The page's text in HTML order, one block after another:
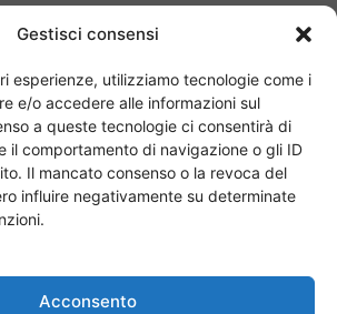
Gestisci consensi
esperienze, utilizziamo tecnologie come i
e/o accedere alle informazioni sul
a queste tecnologie ci consentirà di
il comportamento di navigazione o gli ID
Il mancato consenso o la revoca del
influire negativamente su determinate
Acconsento
Clienti